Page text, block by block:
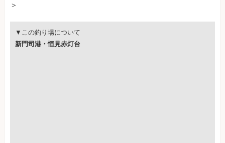
＞
▼この釣り場について
新門司港・恒見赤灯台